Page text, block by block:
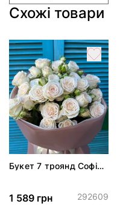
Схожі товари
Букет 7 троянд Софі
1 589 грн 292609